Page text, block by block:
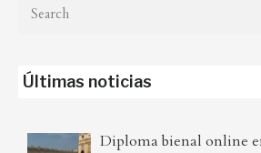
Últimas noticias
Diploma bienal online